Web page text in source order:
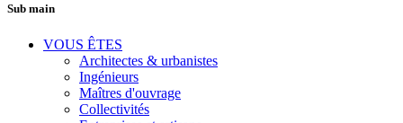
Sub main
VOUS ÊTES
Architectes & urbanistes
Ingénieurs
Maîtres d'ouvrage
Collectivités